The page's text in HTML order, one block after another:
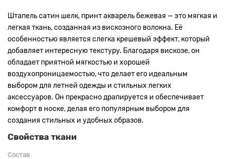
Штапель сатин шелк, принтакварель бежевая — это мягкая и
легкая ткань, созданная из вискозного волокна. Её
особенностью является слегка крешевый эффект, который
добавляет интересную текстуру. Благодаря вискозе, он
обладает приятной мягкостью и хорошей
воздухопроницаемостью, что делает его идеальным
выбором для летней одежды и стильных легких
аксессуаров. Он прекрасно драпируется и обеспечивает
комфорт в носке, делая его популярным выбором для
создания стильных и удобных образов.
Свойства ткани
Состав